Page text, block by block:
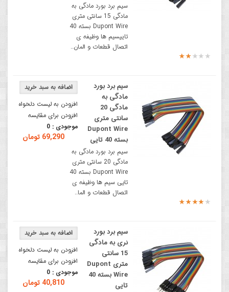
سیم برد بورد مادگی به
مادگی 15 سانتی متری
Dupont Wire بسته 40
تاییسیم ها وظیفه ی
اتصال قطعات و المان..
افزودن به لیست دلخواه
افزودن برای مقایسه
موجودی : 0
69,290 تومان
سیم برد بورد
مادگی به
مادگی 20
سانتی متری
Dupont Wire
بسته 40 تایی
سیم برد بورد مادگی به
مادگی 20 سانتی متری
Dupont Wire بسته 40
تایی سیم ها وظیفه ی
اتصال قطعات و الما..
افزودن به لیست دلخواه
افزودن برای مقایسه
موجودی : 0
40,810 تومان
سیم برد بورد
نری به مادگی
15 سانتی
متری Dupont
Wire بسته 40
تایی